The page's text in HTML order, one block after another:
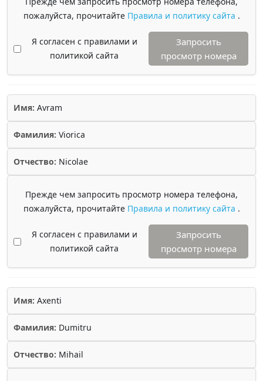
пожалуйста, прочитайте Правила и политику сайта .
Я согласен с правилами и
политикой сайта
Запросить
просмотр номера
Имя: Avram
Фамилия: Viorica
Отчество: Nicolae
Прежде чем запросить просмотр номера телефона,
пожалуйста, прочитайте Правила и политику сайта .
Я согласен с правилами и
политикой сайта
Запросить
просмотр номера
Имя: Axenti
Фамилия: Dumitru
Отчество: Mihail